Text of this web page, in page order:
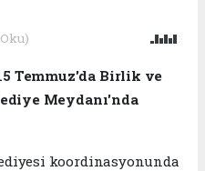
Temmuz'da Birlik ve
Meydanı'nda
koordinasyonunda